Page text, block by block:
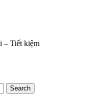
– Tiết kiệm
Search